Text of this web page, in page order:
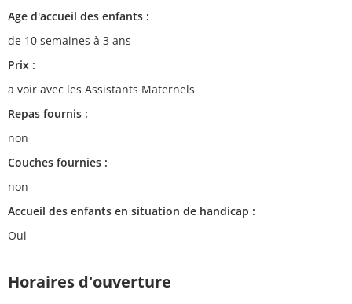
Age d'accueil des enfants :
de 10 semaines à 3 ans
Prix :
a voir avec les Assistants Maternels
Repas fournis :
non
Couches fournies :
non
Accueil des enfants en situation de handicap :
Oui
Horaires d'ouverture